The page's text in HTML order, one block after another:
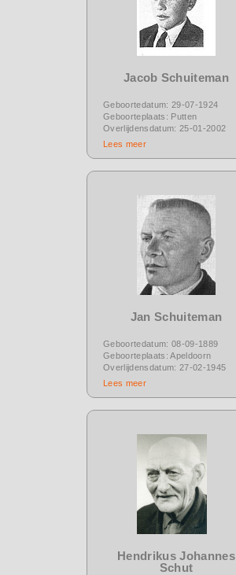
Jacob Schuiteman
Geboortedatum: 29-07-1924
Geboorteplaats: Putten
Overlijdensdatum: 25-01-2002
Lees meer
Jan Schuiteman
Geboortedatum: 08-09-1889
Geboorteplaats: Apeldoorn
Overlijdensdatum: 27-02-1945
Lees meer
Hendrikus Johannes
Schut